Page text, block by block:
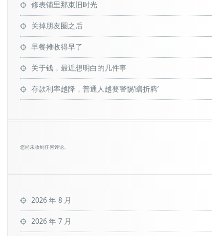
修表铺里那束旧时光
关掉朋友圈之后
早餐摊收得早了
关于钱，最近想明白的几件事
存款利率越降，普通人越要警惕’瞎折腾’
您尚未收到任何评论。
2026 年 8 月
2026 年 7 月